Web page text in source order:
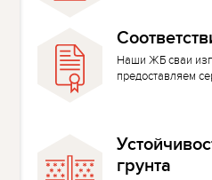
Наши ЖБ сваи
предоставляем
грунта